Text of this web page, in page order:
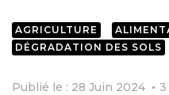
AGRICULTURE
DÉGRADATION DES SOLS
Publié le : 28 Juin 2024 3